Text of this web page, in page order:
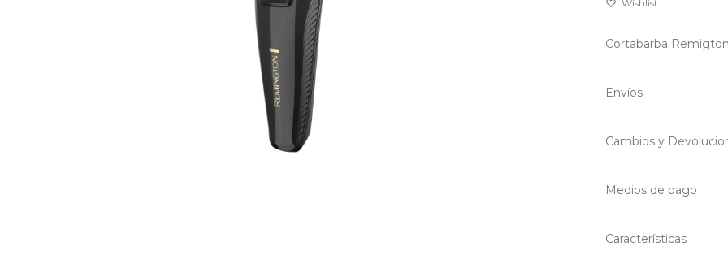
Cortabarba
Envíos
Cambios y
Medios de pago
Características